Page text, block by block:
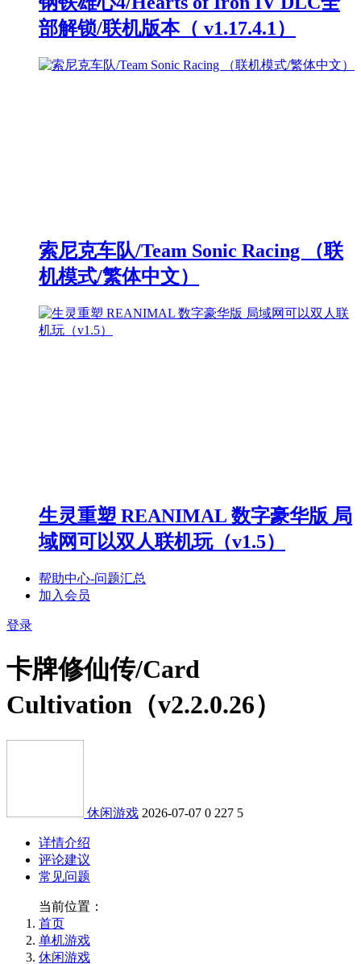
部解锁/联机版本（ v1.17.4.1）
索尼克车队/Team Sonic Racing （联
机模式/繁体中文）
生灵重塑 REANIMAL 数字豪华版 局
域网可以双人联机玩（v1.5）
帮助中心-问题汇总
加入会员
登录
卡牌修仙传/Card
Cultivation（v2.2.0.26）
休闲游戏 2026-07-07 0 227 5
详情介绍
评论建议
常见问题
当前位置：
首页
单机游戏
休闲游戏